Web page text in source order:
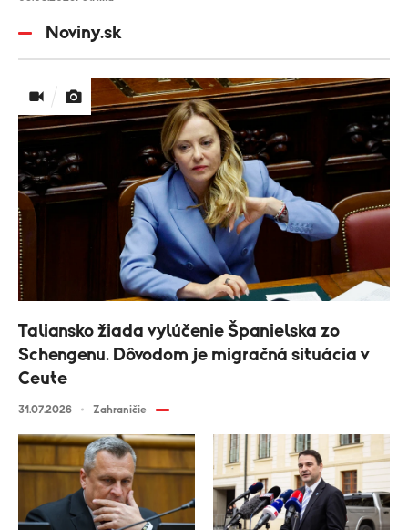
Noviny.sk
Taliansko žiada vylúčenie Španielska zo
Schengenu. Dôvodom je migračná situácia v
Ceute
31.07.2026 Zahraničie